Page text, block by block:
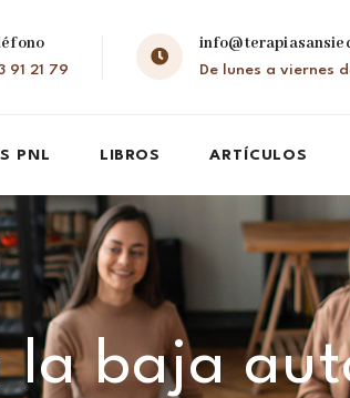
91 21 79 De lunes a viernes
PNL LIBROS ARTÍCULOS
la baja